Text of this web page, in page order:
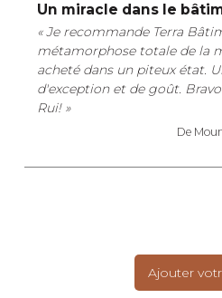
un miracle dans le
« Je recommande Terra
métamorphose totale de la
acheté dans un piteux état.
d'exception et de goût.
Rui! »
De
Ajouter